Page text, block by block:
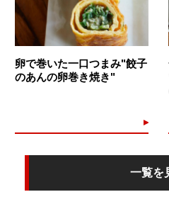
卵で巻いた一口つまみ"餃子
のあんの卵巻き焼き"
一覧を